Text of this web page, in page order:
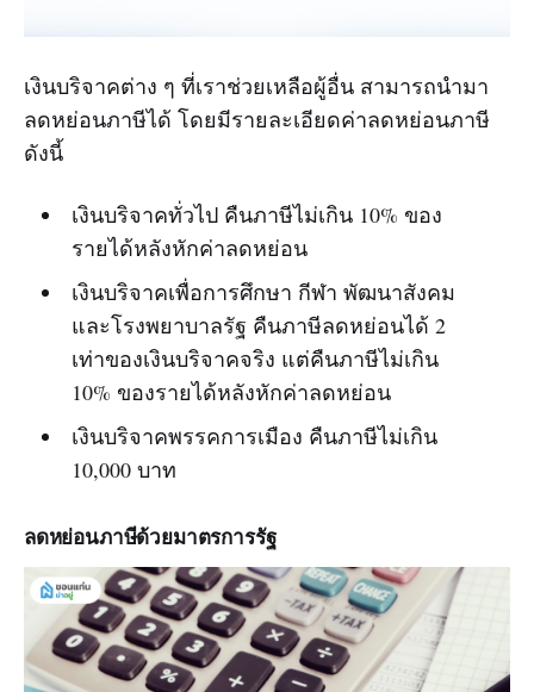
เงินบริจาคต่าง ๆ ที่เราช่วยเหลือผู้อื่น สามารถนำมา
ลดหย่อนภาษีได้ โดยมีรายละเอียดค่าลดหย่อนภาษี
ดังนี้
เงินบริจาคทั่วไป คืนภาษีไม่เกิน 10% ของ
รายได้หลังหักค่าลดหย่อน
เงินบริจาคเพื่อการศึกษา กีฬา พัฒนาสังคม
และโรงพยาบาลรัฐ คืนภาษีลดหย่อนได้ 2
เท่าของเงินบริจาคจริง แต่คืนภาษีไม่เกิน
10% ของรายได้หลังหักค่าลดหย่อน
เงินบริจาคพรรคการเมือง คืนภาษีไม่เกิน
10,000 บาท
ลดหย่อนภาษีด้วยมาตรการรัฐ